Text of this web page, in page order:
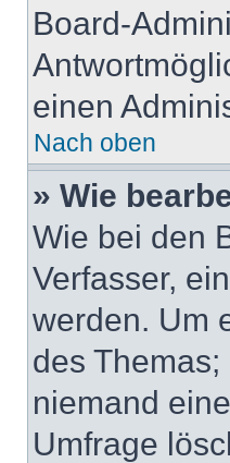
Board-
einen
Nach oben
» Wie
Wie bei den
Verfasser,
werden. Um
des
niemand
Umfrage